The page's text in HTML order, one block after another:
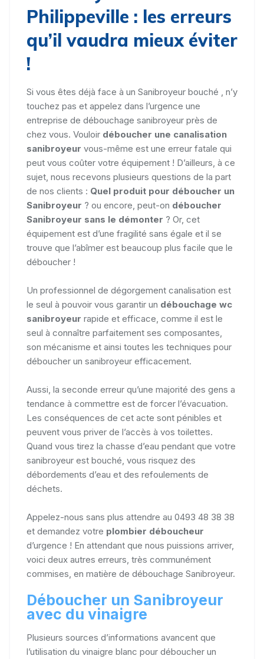
Philippeville : les erreurs
qu’il vaudra mieux éviter
!
Si vous êtes déjà face à un Sanibroyeur bouché , n’y
touchez pas et appelez dans l’urgence une
entreprise de débouchage sanibroyeur près de
chez vous. Vouloir déboucher une canalisation
sanibroyeur vous-même est une erreur fatale qui
peut vous coûter votre équipement ! D’ailleurs, à ce
sujet, nous recevons plusieurs questions de la part
de nos clients : Quel produit pour déboucher un
Sanibroyeur ? ou encore, peut-on déboucher
Sanibroyeur sans le démonter ? Or, cet
équipement est d’une fragilité sans égale et il se
trouve que l’abîmer est beaucoup plus facile que le
déboucher !
Un professionnel de dégorgement canalisation est
le seul à pouvoir vous garantir un débouchage wc
sanibroyeur rapide et efficace, comme il est le
seul à connaître parfaitement ses composantes,
son mécanisme et ainsi toutes les techniques pour
déboucher un sanibroyeur efficacement.
Aussi, la seconde erreur qu’une majorité des gens a
tendance à commettre est de forcer l’évacuation.
Les conséquences de cet acte sont pénibles et
peuvent vous priver de l’accès à vos toilettes.
Quand vous tirez la chasse d’eau pendant que votre
sanibroyeur est bouché, vous risquez des
débordements d’eau et des refoulements de
déchets.
Appelez-nous sans plus attendre au 0493 48 38 38
et demandez votre plombier déboucheur
d’urgence ! En attendant que nous puissions arriver,
voici deux autres erreurs, très communément
commises, en matière de débouchage Sanibroyeur.
Déboucher un Sanibroyeur
avec du vinaigre
Plusieurs sources d’informations avancent que
l’utilisation du vinaigre blanc pour déboucher un